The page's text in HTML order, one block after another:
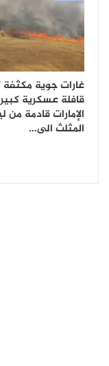
غارات جوية مكثفة
قافلة عسكرية
الإمارات قادمة من
المثلث الى…